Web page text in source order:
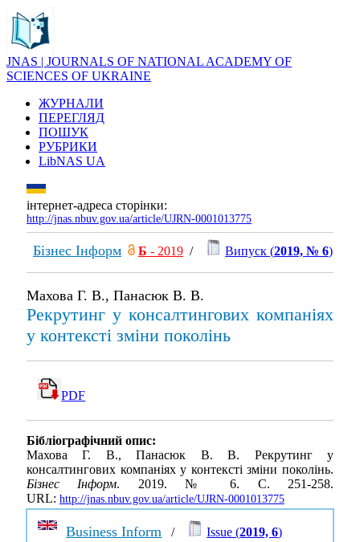
JNAS | JOURNALS OF NATIONAL ACADEMY OF
SCIENCES OF UKRAINE
ЖУРНАЛИ
ПЕРЕГЛЯД
ПОШУК
РУБРИКИ
LibNAS UA
інтернет-адреса сторінки:
http://jnas.nbuv.gov.ua/article/UJRN-0001013775
Бізнес Інформ Б - 2019 / Випуск (2019, № 6)
Махова Г. В., Панасюк В. В.
Рекрутинг у консалтингових компаніях
у контексті зміни поколінь
PDF
Бібліографічний опис:
Махова Г. В., Панасюк В. В. Рекрутинг у
консалтингових компаніях у контексті зміни поколінь.
Бізнес Інформ. 2019. № 6. С. 251-258.
URL: http://jnas.nbuv.gov.ua/article/UJRN-0001013775
Business Inform / Issue (2019, 6)